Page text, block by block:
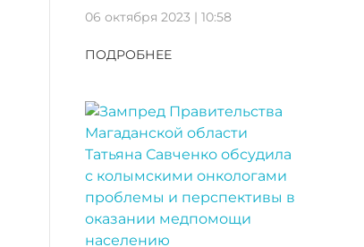
06 октября 2023 | 10:58
ПОДРОБНЕЕ